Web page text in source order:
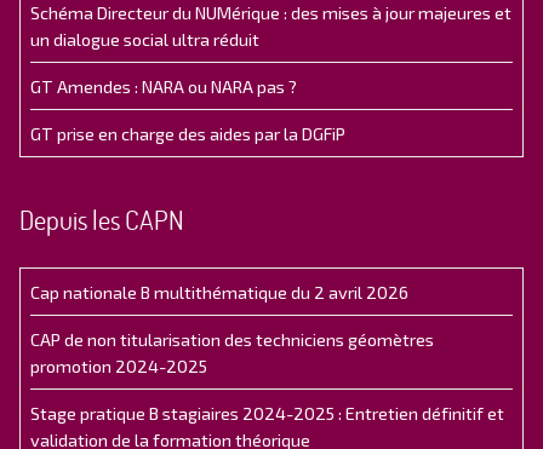
Schéma Directeur du NUMérique : des mises à jour majeures et
un dialogue social ultra réduit
GT Amendes : NARA ou NARA pas ?
GT prise en charge des aides par la DGFiP
Depuis les CAPN
Cap nationale B multithématique du 2 avril 2026
CAP de non titularisation des techniciens géomètres
promotion 2024-2025
Stage pratique B stagiaires 2024-2025 : Entretien définitif et
validation de la formation théorique